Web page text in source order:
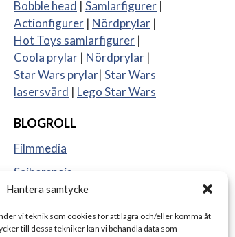
Hantera samtycke
vi teknik som cookies för att lagra och/eller komma åt
till dessa tekniker kan vi behandla data som
Bobble head | Samlarfigurer |
Actionfigurer | Nördprylar |
Hot Toys samlarfigurer |
Coola prylar | Nördprylar |
Star Wars prylar| Star Wars
lasersvärd | Lego Star Wars
BLOGROLL
Filmmedia
Sajberspejs
Strange things